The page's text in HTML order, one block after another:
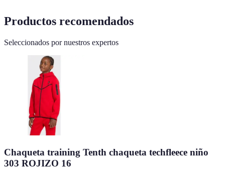
Productos recomendados
Seleccionados por nuestros expertos
Chaqueta training Tenth chaqueta techfleece niño
303 ROJIZO 16